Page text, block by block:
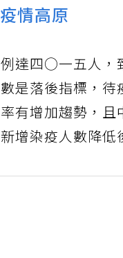
情高原
達四○一五人，
是落後指標，
有增加趨勢，
增染疫人數降低